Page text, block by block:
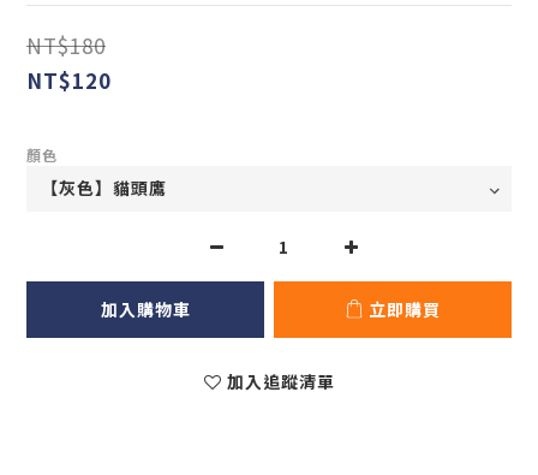
NT$180
NT$120
顏色
加入購物車 立即購買
加入追蹤清單